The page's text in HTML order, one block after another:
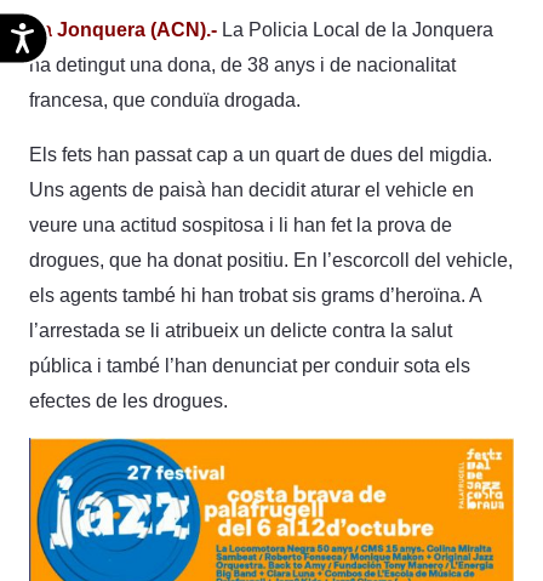
Accesibilidad
La Jonquera (ACN).- La Policia Local de la Jonquera
ha detingut una dona, de 38 anys i de nacionalitat
francesa, que conduïa drogada.
Els fets han passat cap a un quart de dues del migdia.
Uns agents de paisà han decidit aturar el vehicle en
veure una actitud sospitosa i li han fet la prova de
drogues, que ha donat positiu. En l’escorcoll del vehicle,
els agents també hi han trobat sis grams d’heroïna. A
l’arrestada se li atribueix un delicte contra la salut
pública i també l’han denunciat per conduir sota els
efectes de les drogues.